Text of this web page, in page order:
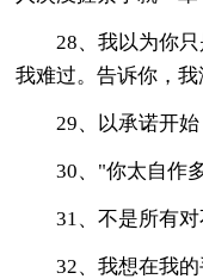
28、我以为你
我难过。告诉你，我
29、以承诺开始
30、"你太自作
31、不是所有对
32、我想在我